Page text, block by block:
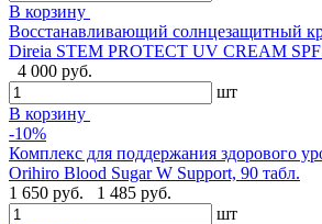
В корзину
Восстанавливающий солнцезащитный
Direia STEM PROTECT UV CREAM
4 000 руб.
шт
В корзину
-10%
Комплекс для поддержания здорового
Orihiro Blood Sugar W Support, 90 табл.
1 650 руб.
1 485 руб.
шт